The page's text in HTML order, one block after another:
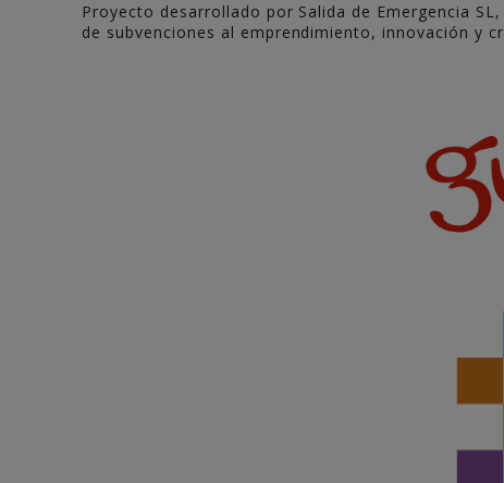
Proyecto desarrollado por Salida de Emergencia
de subvenciones al emprendimiento, innovación y